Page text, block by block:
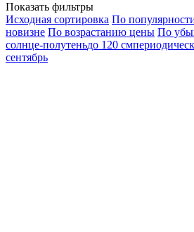
Показать фильтры
Исходная сортировка По
новизне По возрастанию цены По
солнце-полутеньдо 120 см
сентябрь